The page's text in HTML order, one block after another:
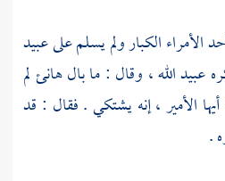
الأمراء الكبار ولم يسلم علىعبيد
عبيد الله، وقال : ما بالهانئلم
الأمير ، إنه يشتكي . فقال : قد
.